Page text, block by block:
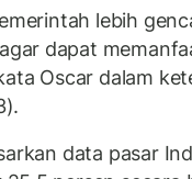
lebih
dapat
Oscar dalam
data pasar